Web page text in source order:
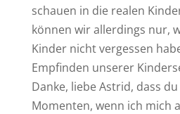
schauen in die realen
können wir allerdings nur,
Kinder nicht vergessen
Empfinden unserer
Danke, liebe Astrid, dass
Momenten, wenn ich mich